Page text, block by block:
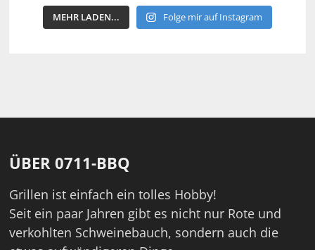
MEHR LADEN... Folge mir auf Instagram
ÜBER 0711-BBQ
Grillen ist einfach ein tolles Hobby!
Seit ein paar Jahren gibt es nicht nur Rote und
verkohlten Schweinebauch, sondern auch die